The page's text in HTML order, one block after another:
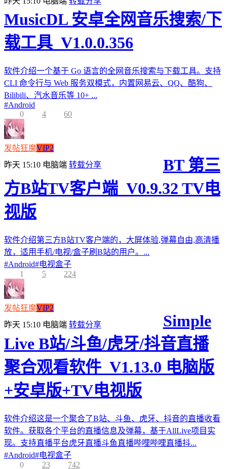
MusicDL 安卓全网音乐搜索/下
载工具_V1.0.0.356
软件介绍一个基于 Go 语言的全网音乐搜索与下载工具。支持
CLI 命令行与 Web 服务双模式，内置网易云、QQ、酷狗、
Bilibili、汽水音乐等 10+ ...
#Android
0
4 60
发帖狂魔VIP2
昨天 15:10 电脑端 转载分享
BT 第三
方B站TV客户端_V0.9.32 TV电
视版
软件介绍第三方B站TV客户端的，大屏体验,弹幕自由,高清播
放，适用手机/电视/盒子刷B站的用户。...
#Android#电视盒子
1
5 224
发帖狂魔VIP2
昨天 15:10 电脑端 转载分享
Simple
Live B站/斗鱼/虎牙/抖音直播
聚合观看软件_V1.13.0 电脑版
+安卓版+TV电视版
软件介绍这是一个聚合了B站、斗鱼、虎牙、抖音的直播收看
软件。获取各个平台的直播信息及弹幕，基于AllLive项目实
现。支持直播平台虎牙直播斗鱼直播哔哩哔哩直播抖...
#Android#电视盒子
0
23 742